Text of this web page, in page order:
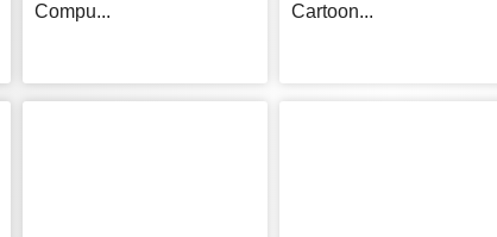
Compu...
Cartoon...